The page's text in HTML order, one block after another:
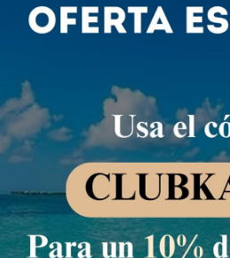
Pago en el Hotel(+1)
Quedan 2 habitaciones
1.365,40 MXN
1.051,36MXN /noche
Total de 1.051,36 MXN
Impuestos y tasas no incluidos